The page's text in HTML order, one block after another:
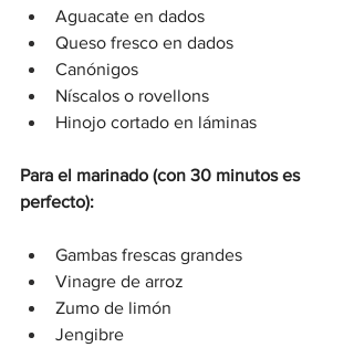
Aguacate en dados
Queso fresco en dados
Canónigos
Níscalos o rovellons
Hinojo cortado en láminas
Para el marinado (con 30 minutos es
perfecto):
Gambas frescas grandes
Vinagre de arroz
Zumo de limón
Jengibre